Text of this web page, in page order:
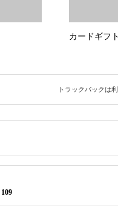
カードギフ
トラックバックは
109